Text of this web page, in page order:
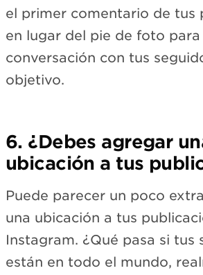
el primer comentario de tus
en lugar del pie de foto para
conversación con tus
objetivo.
6. ¿Debes agregar
ubicación a tus
Puede parecer un poco
una ubicación a tus
Instagram. ¿Qué pasa si tus
están en todo el mundo,